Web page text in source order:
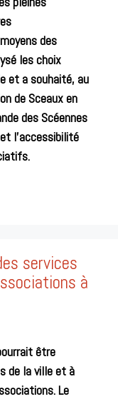
des
les choix
et a souhaité, au
de Sceaux en
des Scéennes
l’accessibilité
services
à
être
de la ville et à
Le